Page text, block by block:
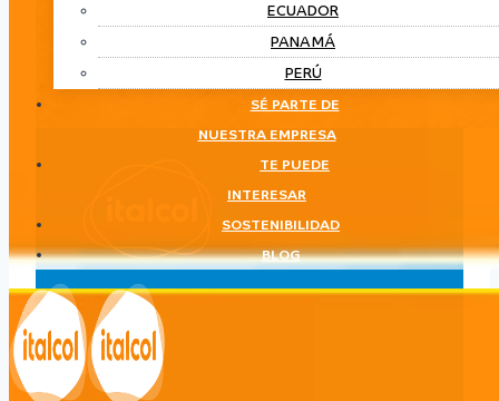
ECUADOR
PANAMÁ
PERÚ
SÉ PARTE DE
NUESTRA EMPRESA
TE PUEDE
INTERESAR
SOSTENIBILIDAD
BLOG
Acuicultura
LÍNEA